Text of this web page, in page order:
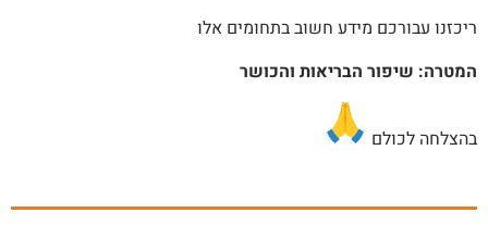
מי אנחנו
ריכזנו עבורכם מידע חשוב בתחומים אלו
המטרה: שיפור הבריאות והכושר
בהצלחה לכולם